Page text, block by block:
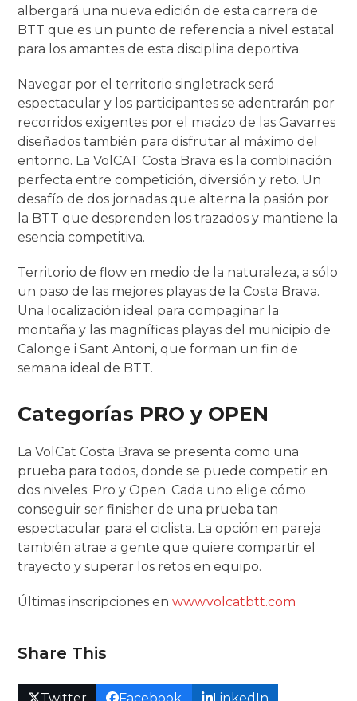
albergará una nueva edición de esta carrera de
BTT que es un punto de referencia a nivel estatal
para los amantes de esta disciplina deportiva.
Navegar por el territorio singletrack será
espectacular y los participantes se adentrarán por
recorridos exigentes por el macizo de las Gavarres
diseñados también para disfrutar al máximo del
entorno. La VolCAT Costa Brava es la combinación
perfecta entre competición, diversión y reto. Un
desafío de dos jornadas que alterna la pasión por
la BTT que desprenden los trazados y mantiene la
esencia competitiva.
Territorio de flow en medio de la naturaleza, a sólo
un paso de las mejores playas de la Costa Brava.
Una localización ideal para compaginar la
montaña y las magníficas playas del municipio de
Calonge i Sant Antoni, que forman un fin de
semana ideal de BTT.
Categorías PRO y OPEN
La VolCat Costa Brava se presenta como una
prueba para todos, donde se puede competir en
dos niveles: Pro y Open. Cada uno elige cómo
conseguir ser finisher de una prueba tan
espectacular para el ciclista. La opción en pareja
también atrae a gente que quiere compartir el
trayecto y superar los retos en equipo.
Últimas inscripciones enwww.volcatbtt.com
Share This